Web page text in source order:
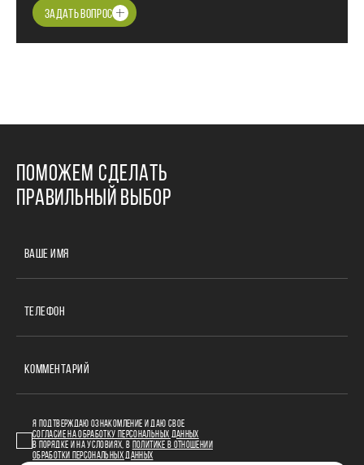
ЗАДАТЬ ВОПРОС
ПОМОЖЕМ СДЕЛАТЬ
ПРАВИЛЬНЫЙ ВЫБОР
ВАШЕ ИМЯ
ТЕЛЕФОН
КОММЕНТАРИЙ
Я ПОДТВЕРЖДАЮ ОЗНАКОМЛЕНИЕ И ДАЮ СВОЕ
СОГЛАСИЕ НА ОБРАБОТКУ ПЕРСОНАЛЬНЫХ ДАННЫХ
В ПОРЯДКЕ И НА УСЛОВИЯХ, В
ПОЛИТИКЕ В ОТНОШЕНИИ
ОБРАБОТКИ ПЕРСОНАЛЬНЫХ ДАННЫХ